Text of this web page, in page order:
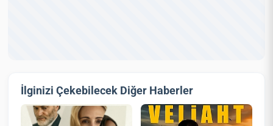
İlginizi Çekebilecek Diğer Haberler